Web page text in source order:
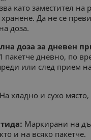
като заместител на
Да не се
доза.
доза за дневен
пакетче дневно, по
или след прием
На хладно и сухо
Маркирани на
и на всяко пакетче.